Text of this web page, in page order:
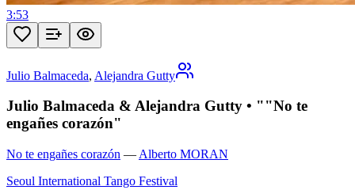
3:53
Julio Balmaceda, Alejandra Gutty
Julio Balmaceda & Alejandra Gutty • ""No te
engañes corazón"
No te engañes corazón — Alberto MORAN
Seoul International Tango Festival